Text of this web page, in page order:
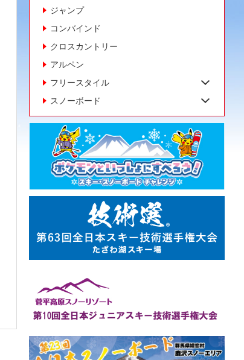
ジャンプ
コンバインド
クロスカントリー
アルペン
フリースタイル
スノーボード